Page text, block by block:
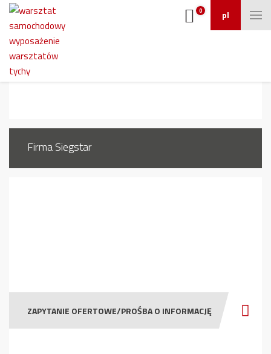
pl
0
462_4
Firma Siegstar
ZAPYTANIE OFERTOWE/PROŚBA O INFORMACJĘ